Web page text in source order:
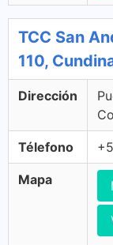
TCC San
110,
Dirección
Télefono
Mapa